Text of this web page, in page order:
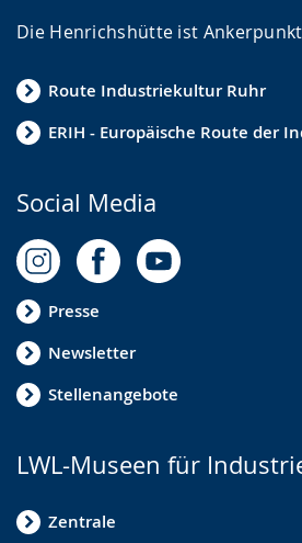
Die Henrichshütte ist
Route Industriekultur Ruhr
ERIH - Europäische Route der
Social Media
Presse
Newsletter
Stellenangebote
LWL-Museen für
Zentrale